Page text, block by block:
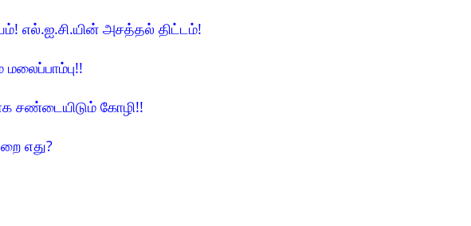
எல்.ஐ.சி.யின் அசத்தல் திட்டம்!
சண்டையிடும் கோழி!!
எது?